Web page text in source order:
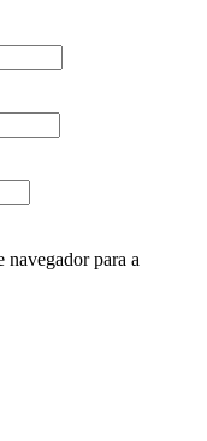
navegador para a